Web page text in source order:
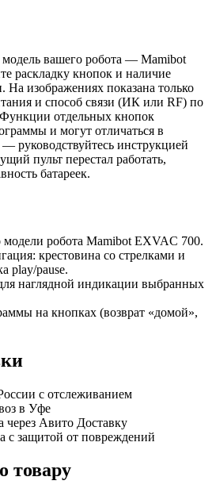
модель вашего робота — Mamibot
раскладку кнопок и наличие
На изображениях показана только
и способ связи (ИК или RF) по
отдельных кнопок
и могут отличаться в
руководствуйтесь инструкцией
пульт перестал работать,
батареек.
робота Mamibot EXVAC 700.
крестовина со стрелками и
play/pause.
наглядной индикации выбранных
на кнопках (возврат «домой»,
с отслеживанием
в Уфе
через Авито Доставку
с защитой от повреждений
товару